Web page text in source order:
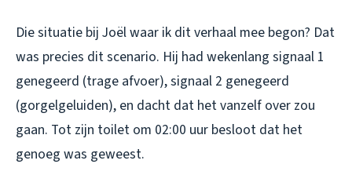
Die situatie bij Joël waar ik dit verhaal mee begon? Dat
was precies dit scenario. Hij had wekenlang signaal 1
genegeerd (trage afvoer), signaal 2 genegeerd
(gorgelgeluiden), en dacht dat het vanzelf over zou
gaan. Tot zijn toilet om 02:00 uur besloot dat het
genoeg was geweest.